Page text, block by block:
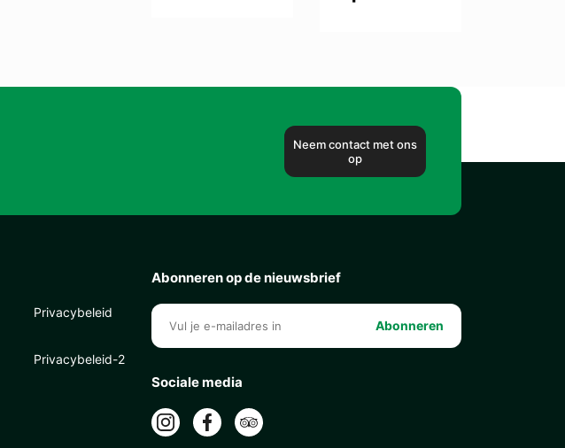
Neem contact met ons
op
Privacybeleid
Privacybeleid-2
Abonneren op de nieuwsbrief
Abonneren
Sociale media